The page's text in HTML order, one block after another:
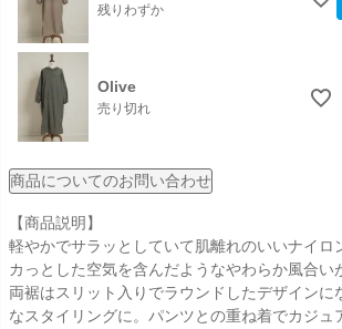
残りわずか
Olive
売り切れ
商品についてのお問い合わせ
【商品説明】
軽やかでサラッとしていて肌離れのいいナイロ
カっとした空気を含んだようなやわらか風合い
両裾はスリット入りでラウンドしたデザインに
なスタイリングに。パンツとの重ね着でカジュ